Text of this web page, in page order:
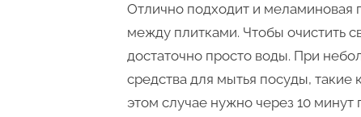
Отлично подходит и меламиновая
между плитками. Чтобы очистить
достаточно просто воды. При
средства для мытья посуды,
этом случае нужно через 10 минут